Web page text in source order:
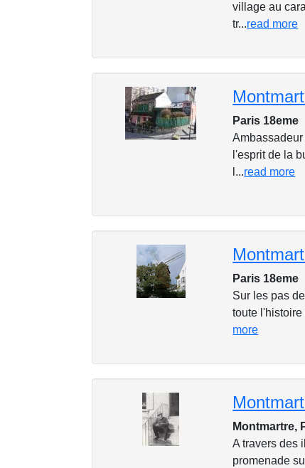
village au
tr...read more
Paris 18eme
l'esprit de la
l...read more
Paris 18eme
Sur les pas
toute
more
Montmartre,
A travers des
promenade